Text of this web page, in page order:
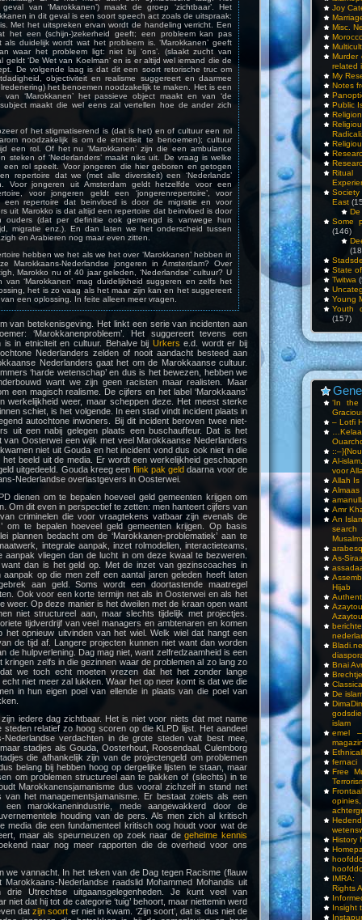
Joy
Misc.
Murder
related
My
Notes
Public
Society
East
De
Some
(146)
State
Twitwa
Young
Youth
(157)
‘In
– Lotfi
Al-
voor
Allah Is
Almaas
Amr
An
As-
Hijab
Bnai
De
islam
emel
fernaci
Free
History
IMRA:
Rights
Insight
van ‘Marokkanen’) maakt de groep ‘zichtbaar’. Het
in dit geval is een soort speech act zoals de uitspraak:
is. Met het uitspreken ervan wordt de handeling verricht. Een
het een (schijn-)zekerheid geeft; een probleem kan pas
als duidelijk wordt wat het probleem is. ‘Marokkanen’ geeft
waar het probleem ligt: niet bij ‘ons’. (slaakt zucht van
geldt ‘De Wet van Koelman‘ en is er altijd wel iemand die de
De volgende laag is dat dit een soort retorische truc om
objectiviteit en realisme suggereert en daarmee
het benoemen noodzakelijk te maken. Het is een
van ‘Marokkanen’ het passieve object maakt en van ‘de
subject maakt die wel eens zal vertellen hoe de ander zich
of het stigmatiserend is (dat is het) en of cultuur een rol
noodzakelijk is om de etniciteit te benoemen); cultuur
een rol. Of het nu ‘Marokkanen’ zijn die een ambulance
steken of ‘Nederlanders’ maakt niks uit. De vraag is welke
een rol speelt. Voor jongeren die hier geboren en getogen
repertoire dat we (met alle diversiteit) een ‘Nederlands’
Voor jongeren uit Amsterdam geldt hetzelfde voor een
voor jongeren geldt een ‘jongerenrepertoire’, voor
een repertoire dat beinvloed is door de migratie en voor
uit Marokko is dat altijd een repertoire dat beinvloed is door
ouders (dat per definitie ook gemengd is vanwege hun
migratie enz.). En dan laten we het onderscheid tussen
en Arabieren nog maar even zitten.
hebben we het als we het over ‘Marokkanen’ hebben in
Marokkaans-Nederlandse jongeren in Amsterdam? Over
Marokko nu of 40 jaar geleden, ‘Nederlandse’ cultuur? U
van ‘Marokkanen’ mag duidelijkheid suggeren en zelfs het
het is zo vaag als het maar zijn kan en het suggereert
een oplossing. In feite alleen meer vragen.
van betekenisgeving. Het linkt een serie van incidenten aan
‘Marokkanenprobleem’. Het suggereert tevens een
is in etniciteit en cultuur. Behalve bij Urkers e.d. wordt er bij
Nederlanders zelden of nooit aandacht besteed aan
Nederlanders gaat het om de Marokkaanse cultuur.
‘harde wetenschap’ en dus is het bewezen, hebben we
want we zijn geen racisten maar realisten. Maar
een magisch realisme. De cijfers en het label ‘Marokkaans’
werkelijkheid weer, maar scheppen deze. Het meest sterke
schiet, is het volgende. In een stad vindt incident plaats in
autochtone inwoners. Bij dit incident beroven twee niet-
uit een nabij gelegen plaats een buschauffeur. Dat is het
van Oosterwei een wijk met veel Marokkaanse Nederlanders
niet uit Gouda en het incident vond dus ook niet in die
beeld uit de media. Er wordt een werkelijkheid geschapen
uitgedeeld. Gouda kreeg een flink pak geld daarna voor de
Nederlandse overlastgevers in Oosterwei.
dienen om te bepalen hoeveel geld gemeenten krijgen om
Om dit even in perspectief te zetten: men hanteert cijfers van
criminelen die voor vraagtekens vatbaar zijn evenals de
om te bepalen hoeveel geld gemeenten krijgen. Op basis
plannen bedacht om de ‘Marokkanen-problematiek’ aan te
integrale aanpak, inzet rolmodellen, interactieteams,
aanpak vliegen dan de lucht in om deze kwaal te bezweren.
dan is het geld op. Met de inzet van gezinscoaches in
op die men zelf een aantal jaren geleden heeft laten
aan geld. Soms wordt een doortastende maatregel
Ook voor een korte termijn net als in Oosterwei en als het
weer. Op deze manier is het dweilen met de kraan open want
niet structureel aan, maar slechts tijdelijk met projectjes.
tijdverdrijf van veel managers en ambtenaren en komen
het opnieuw uitvinden van het wiel. Welk wiel dat hangt een
de tijd af. Langere projecten kunnen niet want dan worden
de hulpverlening. Dag mag niet, want zelfredzaamheid is een
kringen zelfs in die gezinnen waar de problemen al zo lang zo
we toch echt moeten vrezen dat het het zonder lange
echt niet meer zal lukken. Waar het op neer komt is dat we die
in hun eigen poel van ellende in plaats van die poel van
iedere dag zichtbaar. Het is niet voor niets dat met name
steden relatief zo hoog scoren op die KLPD lijst. Het aandeel
Nederlandse verdachten in de grote steden valt best mee,
stadjes als Gouda, Oosterhout, Roosendaal, Culemborg
die afhankelijk zijn van de projectengeld om problemen
belang bij hebben hoog op dergelijke lijsten te staan, maar
om problemen structureel aan te pakken of (slechts) in te
Marokkanensjamanisme dus vooral zichzelf in stand net
van het managementsjamanisme. Er bestaat zoiets als een
een marokkanenindustrie, mede aangewakkerd door de
houding van de pers. Als men zich al kritisch
media die een fundamenteel kritisch oog houdt voor wat de
maar als speurneuzen op zoek naar degeheime kennis
naar nog meer rapporten die de overheid voor ons
we vannacht. In het teken van de Dag tegen Racisme (flauw
Nederlandse raadslid Mohammed Mohandis uit
Utrechtse uitgaansgelegenheden. Je kunt veel van
niet dat hij tot de categorie ‘tuig’ behoort, maar niettemin werd
datzijn soort er niet in kwam. ‘Zijn soort’, dat is dus niet de